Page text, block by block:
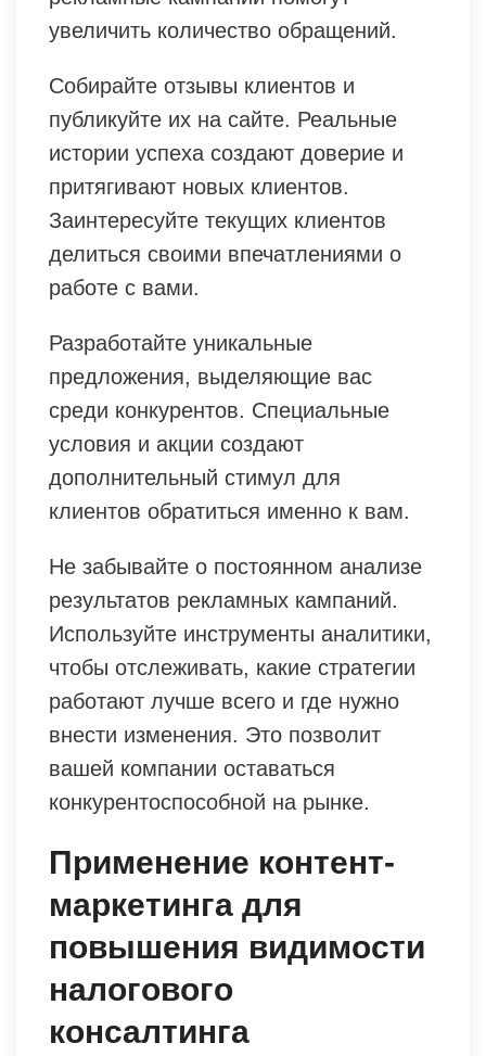
увеличить количество обращений.
Собирайте отзывы клиентов и
публикуйте их на сайте. Реальные
истории успеха создают доверие и
притягивают новых клиентов.
Заинтересуйте текущих клиентов
делиться своими впечатлениями о
работе с вами.
Разработайте уникальные
предложения, выделяющие вас
среди конкурентов. Специальные
условия и акции создают
дополнительный стимул для
клиентов обратиться именно к вам.
Не забывайте о постоянном анализе
результатов рекламных кампаний.
Используйте инструменты аналитики,
чтобы отслеживать, какие стратегии
работают лучше всего и где нужно
внести изменения. Это позволит
вашей компании оставаться
конкурентоспособной на рынке.
Применение контент-
маркетинга для
повышения видимости
налогового
консалтинга